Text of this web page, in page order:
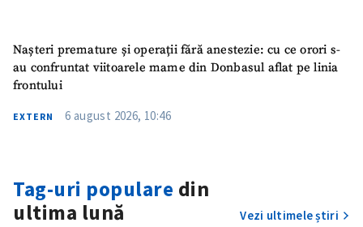
Nașteri premature și operații fără anestezie: cu ce orori s-
au confruntat viitoarele mame din Donbasul aflat pe linia
frontului
EXTERN 6 august 2026, 10:46
Tag-uri populare din
ultima lună
Vezi ultimele știri